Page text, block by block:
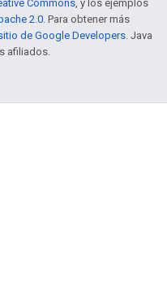
Commons, y los ejemplos
2.0. Para obtener más
de Google Developers. Java
afiliados.